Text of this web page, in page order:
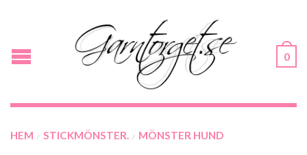
0
HEM / STICKMÖNSTER. / MÖNSTER HUND